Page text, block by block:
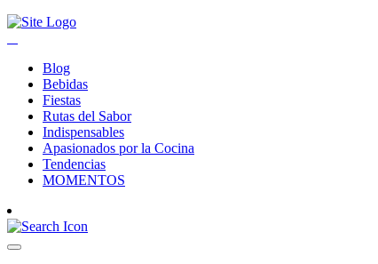
Blog
Bebidas
Fiestas
Rutas del Sabor
Indispensables
Apasionados por la Cocina
Tendencias
MOMENTOS